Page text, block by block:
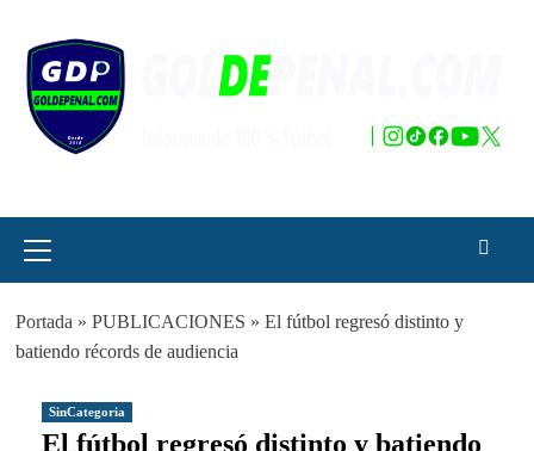
contenido
principal
Portada » PUBLICACIONES » El fútbol regresó distinto y
batiendo récords de audiencia
SinCategoria
El fútbol regresó distinto y batiendo